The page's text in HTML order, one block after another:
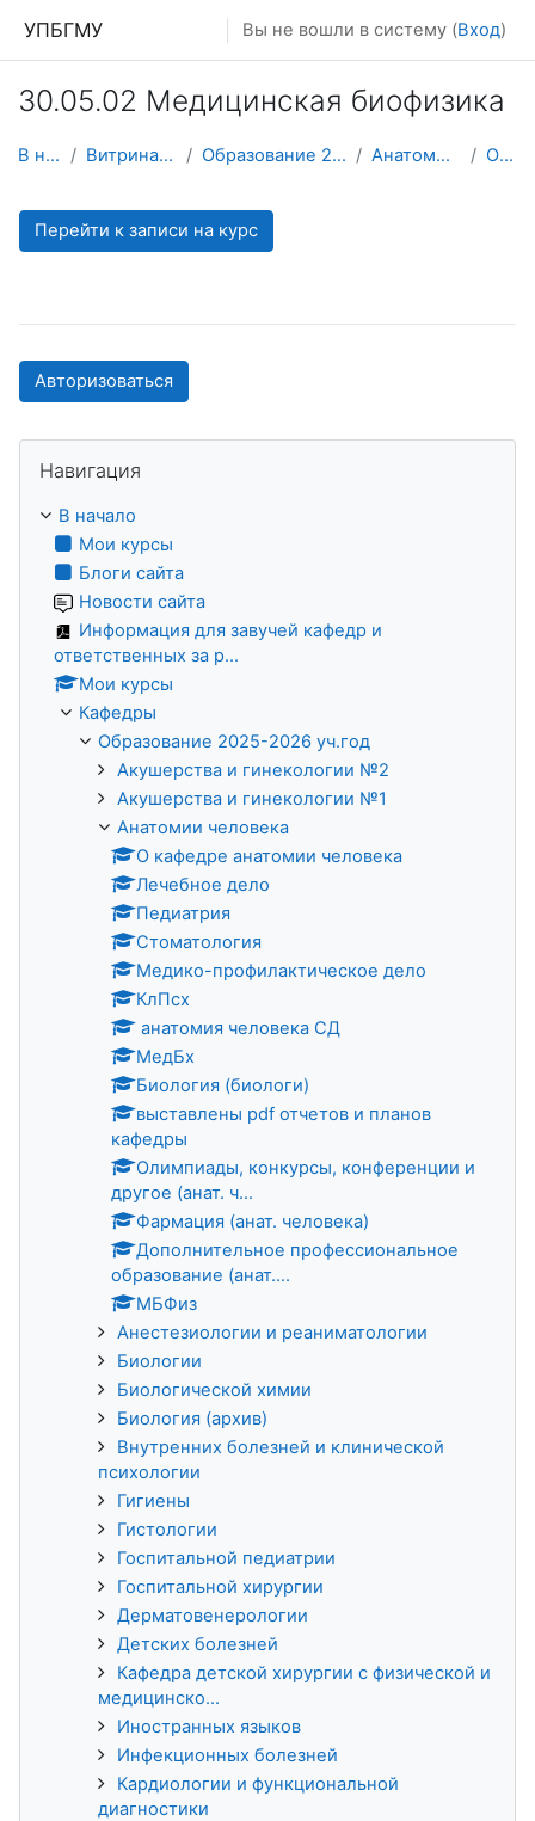
УПБГМУ Вы не вошли в систему (Вход)
30.05.02 Медицинская биофизика
В начало Витрина курсов 3KL Образование 2025-2026 уч.год Анатомии человека О курсе
Перейти к записи на курс
Авторизоваться
Навигация
В начало
Мои курсы
Блоги сайта
Новости сайта
Информация для завучей кафедр и
ответственных за р...
Мои курсы
Кафедры
Образование 2025-2026 уч.год
Акушерства и гинекологии №2
Акушерства и гинекологии №1
Анатомии человека
О кафедре анатомии человека
Лечебное дело
Педиатрия
Стоматология
Медико-профилактическое дело
КлПсх
анатомия человека СД
МедБх
Биология (биологи)
выставлены pdf отчетов и планов
кафедры
Олимпиады, конкурсы, конференции и
другое (анат. ч...
Фармация (анат. человека)
Дополнительное профессиональное
образование (анат....
МБФиз
Анестезиологии и реаниматологии
Биологии
Биологической химии
Биология (архив)
Внутренних болезней и клинической
психологии
Гигиены
Гистологии
Госпитальной педиатрии
Госпитальной хирургии
Дерматовенерологии
Детских болезней
Кафедра детской хирургии с физической и
медицинско...
Иностранных языков
Инфекционных болезней
Кардиологии и функциональной
диагностики